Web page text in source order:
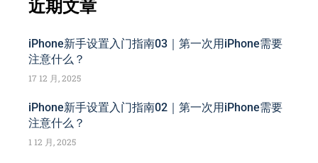
近期文章
iPhone新手设置入门指南03｜第一次用iPhone需要
注意什么？
17 12 月, 2025
iPhone新手设置入门指南02｜第一次用iPhone需要
注意什么？
1 12 月, 2025